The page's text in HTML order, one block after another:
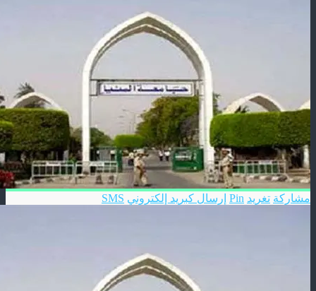
مشاركة تغريد Pin إرسال كبريد إلكتروني SMS